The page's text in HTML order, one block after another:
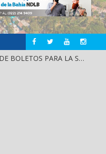
⚾🎟️ ¡YA INICIÓ LA VENTA DE BOLETOS PARA LA SERIE DEL CARIBE KIDS NAYARIT 2026!